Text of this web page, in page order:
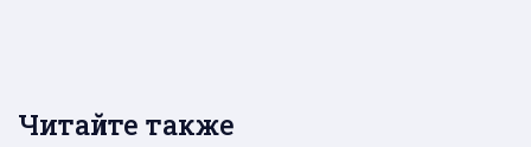
Читайте также